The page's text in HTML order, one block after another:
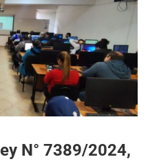
N° 7389/2024,